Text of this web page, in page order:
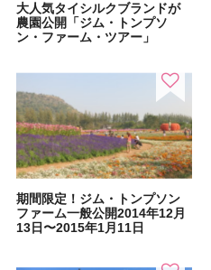
大人気タイシルクブランドが
農園公開「ジム・トンプソ
ン・ファーム・ツアー」
期間限定！ジム・トンプソン
ファーム一般公開2014年12月
13日〜2015年1月11日